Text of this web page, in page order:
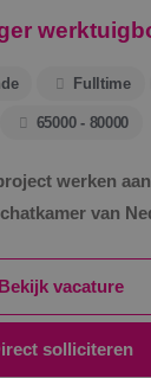
Fulltime
65000 - 80000
werken
van
Breda?
Bekijk vacature
solliciteren